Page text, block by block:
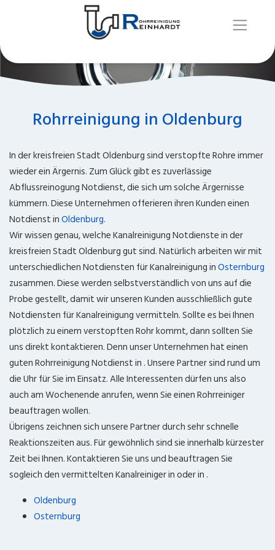
Rohrreinigung in Oldenburg
In der kreisfreien Stadt Oldenburg sind verstopfte Rohre immer
wieder ein Ärgernis. Zum Glück gibt es zuverlässige
Abflussreinogung Notdienst, die sich um solche Ärgernisse
kümmern. Diese Unternehmen offerieren ihren Kunden einen
Notdienst inOldenburg.
Wir wissen genau, welche Kanalreinigung Notdienste in der
kreisfreien Stadt Oldenburg gut sind. Natürlich arbeiten wir mit
unterschiedlichen Notdiensten für Kanalreinigung inOsternburg
zusammen. Diese werden selbstverständlich von uns auf die
Probe gestellt, damit wir unseren Kunden ausschließlich gute
Notdiensten für Kanalreinigung vermitteln. Sollte es bei Ihnen
plötzlich zu einem verstopften Rohr kommt, dann sollten Sie
uns direkt kontaktieren. Denn unser Unternehmen hat einen
guten Rohrreinigung Notdienst in . Unsere Partner sind rund um
die Uhr für Sie im Einsatz. Alle Interessenten dürfen uns also
auch am Wochenende anrufen, wenn Sie einen Rohrreiniger
beauftragen wollen.
Übrigens zeichnen sich unsere Partner durch sehr schnelle
Reaktionszeiten aus. Für gewöhnlich sind sie innerhalb kürzester
Zeit bei Ihnen. Kontaktieren Sie uns und beauftragen Sie
sogleich den vermittelten Kanalreiniger inoder in .
Oldenburg
Osternburg